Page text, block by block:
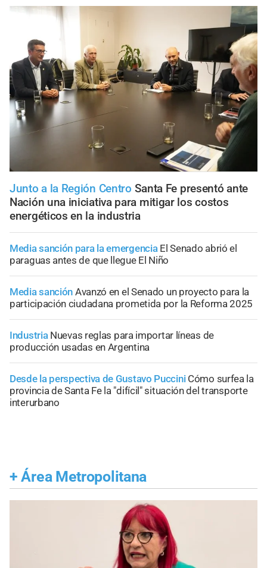
Junto a la Región Centro Santa Fe presentó ante
Nación una iniciativa para mitigar los costos
energéticos en la industria
Media sanción para la emergencia El Senado abrió el
paraguas antes de que llegue El Niño
Media sanción Avanzó en el Senado un proyecto para la
participación ciudadana prometida por la Reforma 2025
Industria Nuevas reglas para importar líneas de
producción usadas en Argentina
Desde la perspectiva de Gustavo Puccini Cómo surfea la
provincia de Santa Fe la "difícil" situación del transporte
interurbano
+ Área Metropolitana